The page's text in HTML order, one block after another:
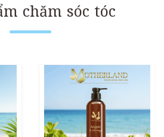
chăm sóc tóc